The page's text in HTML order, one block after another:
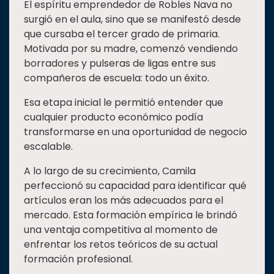
El espíritu emprendedor de Robles Nava no
surgió en el aula, sino que se manifestó desde
que cursaba el tercer grado de primaria.
Motivada por su madre, comenzó vendiendo
borradores y pulseras de ligas entre sus
compañeros de escuela: todo un éxito.
Esa etapa inicial le permitió entender que
cualquier producto económico podía
transformarse en una oportunidad de negocio
escalable.
A lo largo de su crecimiento, Camila
perfeccionó su capacidad para identificar qué
artículos eran los más adecuados para el
mercado. Esta formación empírica le brindó
una ventaja competitiva al momento de
enfrentar los retos teóricos de su actual
formación profesional.